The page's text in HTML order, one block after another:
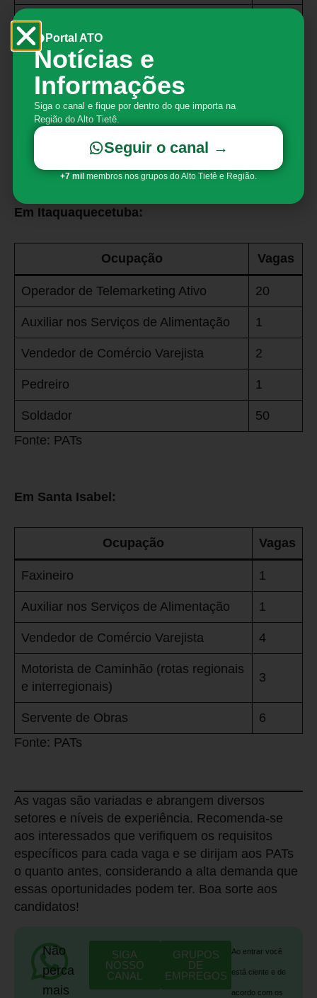
Operador de Telemarketing Ativo e
Receptivo
Cozinheiro Geral
Açougueiro
Garçom
Em Itaquaquecetuba:
Ocupação Vagas
Operador de Telemarketing Ativo 20
Auxiliar nos Serviços de Alimentação 1
Vendedor de Comércio Varejista 2
Pedreiro 1
Soldador
50
Fonte: PATs
Em Santa Isabel:
Ocupação Vagas
Faxineiro 1
Auxiliar nos Serviços de Alimentação 1
Vendedor de Comércio Varejista 4
Motorista de Caminhão (rotas regionais
e interregionais)
3
Servente de Obras
6
Fonte: PATs
As vagas são variadas e abrangem diversos
setores e níveis de experiência. Recomenda-se
aos interessados que verifiquem os requisitos
específicos para cada vaga e se dirijam aos PATs
o quanto antes, considerando a alta demanda que
essas oportunidades podem ter. Boa sorte aos
candidatos!
Não
perca
mais
SIGA
NOSSO
CANAL
GRUPOS
DE
EMPREGOS
Ao entrar você
está ciente e de
acordo com os
Portal ATO
Notícias e
Informações
Siga o canal e fique por dentro do que importa na
Região do Alto Tietê.
Seguir o canal →
+7 mil membros nos grupos do Alto Tietê e Região.